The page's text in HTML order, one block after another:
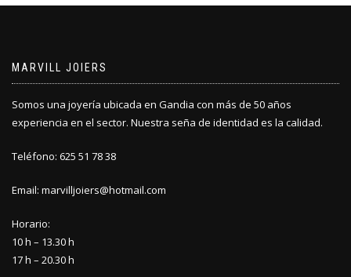
MARVILL JOIERS
Somos una joyería ubicada en Gandia con más de 50 años
experiencia en el sector. Nuestra seña de identidad es la calidad.
Teléfono: 625 51 78 38
Email: marvilljoiers@hotmail.com
Horario:
10 h – 13.30 h
17 h – 20.30 h